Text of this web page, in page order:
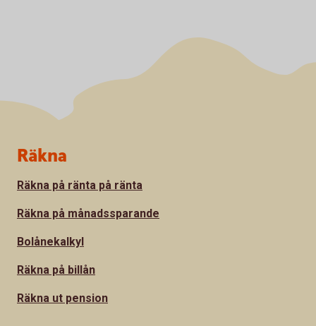
Sidfot
Räkna
Räkna på ränta på ränta
Räkna på månadssparande
Bolånekalkyl
Räkna på billån
Räkna ut pension